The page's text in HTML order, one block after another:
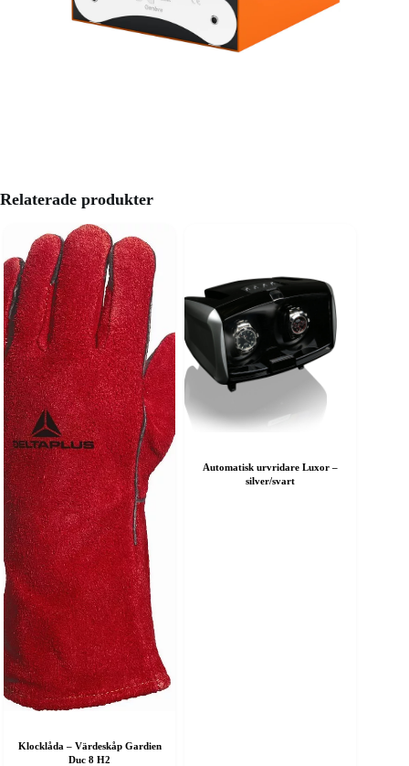
Relaterade produkter
Klocklåda – Värdeskåp Gardien
Duc 8 H2
Automatisk urvridare Luxor –
silver/svart